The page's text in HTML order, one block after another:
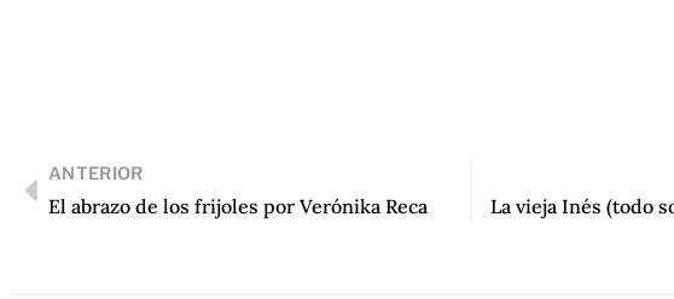
ANTERIOR
El abrazo de los frijoles por Verónika Reca